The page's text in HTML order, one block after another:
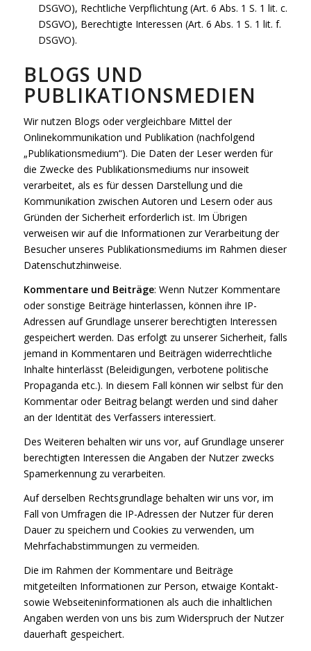
DSGVO), Rechtliche Verpflichtung (Art. 6 Abs. 1 S. 1 lit. c.
DSGVO), Berechtigte Interessen (Art. 6 Abs. 1 S. 1 lit. f.
DSGVO).
BLOGS UND
PUBLIKATIONSMEDIEN
Wir nutzen Blogs oder vergleichbare Mittel der
Onlinekommunikation und Publikation (nachfolgend
„Publikationsmedium“). Die Daten der Leser werden für
die Zwecke des Publikationsmediums nur insoweit
verarbeitet, als es für dessen Darstellung und die
Kommunikation zwischen Autoren und Lesern oder aus
Gründen der Sicherheit erforderlich ist. Im Übrigen
verweisen wir auf die Informationen zur Verarbeitung der
Besucher unseres Publikationsmediums im Rahmen dieser
Datenschutzhinweise.
Kommentare und Beiträge: Wenn Nutzer Kommentare
oder sonstige Beiträge hinterlassen, können ihre IP-
Adressen auf Grundlage unserer berechtigten Interessen
gespeichert werden. Das erfolgt zu unserer Sicherheit, falls
jemand in Kommentaren und Beiträgen widerrechtliche
Inhalte hinterlässt (Beleidigungen, verbotene politische
Propaganda etc.). In diesem Fall können wir selbst für den
Kommentar oder Beitrag belangt werden und sind daher
an der Identität des Verfassers interessiert.
Des Weiteren behalten wir uns vor, auf Grundlage unserer
berechtigten Interessen die Angaben der Nutzer zwecks
Spamerkennung zu verarbeiten.
Auf derselben Rechtsgrundlage behalten wir uns vor, im
Fall von Umfragen die IP-Adressen der Nutzer für deren
Dauer zu speichern und Cookies zu verwenden, um
Mehrfachabstimmungen zu vermeiden.
Die im Rahmen der Kommentare und Beiträge
mitgeteilten Informationen zur Person, etwaige Kontakt-
sowie Webseiteninformationen als auch die inhaltlichen
Angaben werden von uns bis zum Widerspruch der Nutzer
dauerhaft gespeichert.